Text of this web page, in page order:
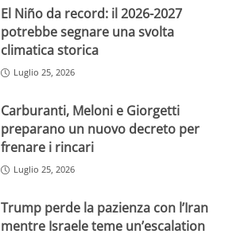
El Niño da record: il 2026-2027
potrebbe segnare una svolta
climatica storica
Luglio 25, 2026
Carburanti, Meloni e Giorgetti
preparano un nuovo decreto per
frenare i rincari
Luglio 25, 2026
Trump perde la pazienza con l’Iran
mentre Israele teme un’escalation